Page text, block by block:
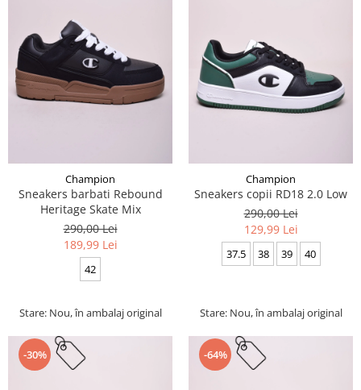
Champion
Sneakers barbati Rebound
Heritage Skate Mix
290,00 Lei
189,99 Lei
42
Stare: Nou, în ambalaj original
Champion
Sneakers copii RD18 2.0 Low
290,00 Lei
129,99 Lei
37.5 38 39 40
Stare: Nou, în ambalaj original
-30% -64%